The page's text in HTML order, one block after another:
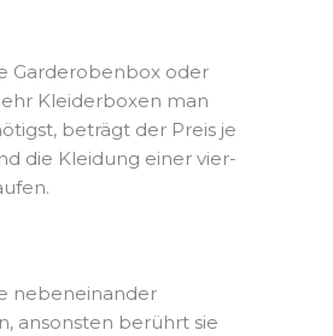
Garderobenbox oder
Kleiderboxen man
beträgt der Preis je
die Kleidung einer vier-
nebeneinander
ansonsten berührt sie